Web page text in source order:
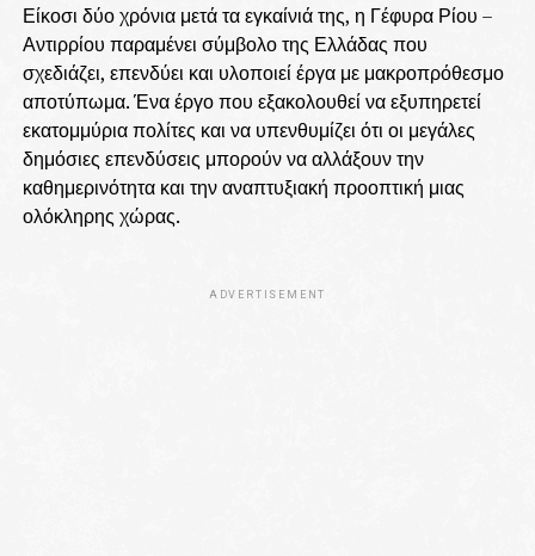
Είκοσι δύο χρόνια μετά τα εγκαίνιά της, η Γέφυρα Ρίου –
Αντιρρίου παραμένει σύμβολο της Ελλάδας που
σχεδιάζει, επενδύει και υλοποιεί έργα με μακροπρόθεσμο
αποτύπωμα. Ένα έργο που εξακολουθεί να εξυπηρετεί
εκατομμύρια πολίτες και να υπενθυμίζει ότι οι μεγάλες
δημόσιες επενδύσεις μπορούν να αλλάξουν την
καθημερινότητα και την αναπτυξιακή προοπτική μιας
ολόκληρης χώρας.
ADVERTISEMENT